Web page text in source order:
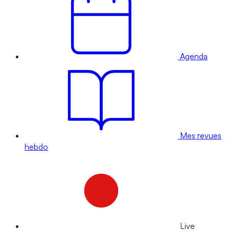
Agenda
Mes revues
hebdo
Live